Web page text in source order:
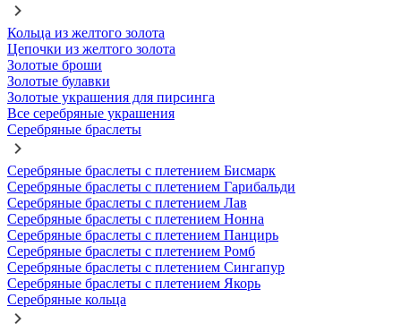
Кольца из желтого золота
Цепочки из желтого золота
Золотые броши
Золотые булавки
Золотые украшения для пирсинга
Все серебряные украшения
Серебряные браслеты
Серебряные браслеты с плетением Бисмарк
Серебряные браслеты с плетением Гарибальди
Серебряные браслеты с плетением Лав
Серебряные браслеты с плетением Нонна
Серебряные браслеты с плетением Панцирь
Серебряные браслеты с плетением Ромб
Серебряные браслеты с плетением Сингапур
Серебряные браслеты с плетением Якорь
Серебряные кольца